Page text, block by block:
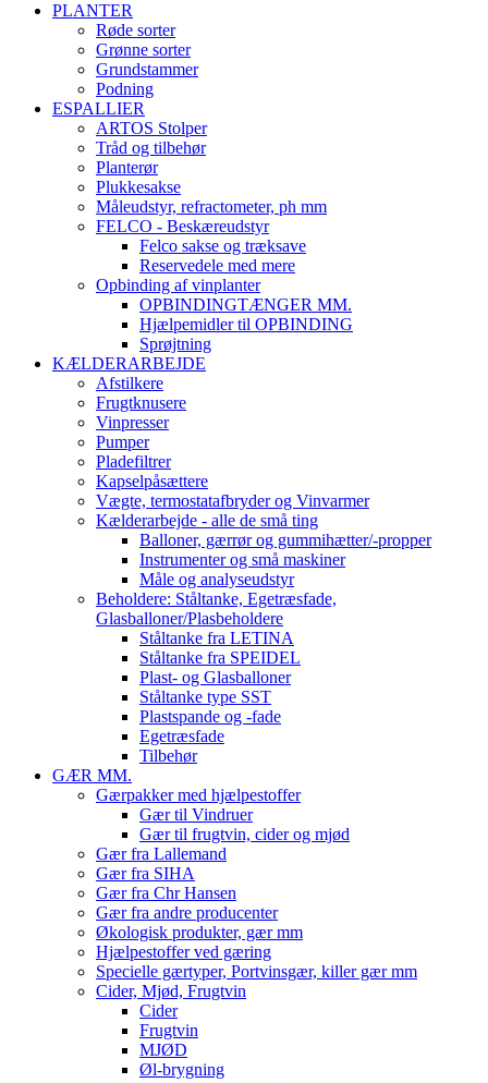
PLANTER
Røde sorter
Grønne sorter
Grundstammer
Podning
ESPALLIER
ARTOS Stolper
Tråd og tilbehør
Planterør
Plukkesakse
Måleudstyr, refractometer, ph mm
FELCO - Beskæreudstyr
Felco sakse og træksave
Reservedele med mere
Opbinding af vinplanter
OPBINDINGTÆNGER MM.
Hjælpemidler til OPBINDING
Sprøjtning
KÆLDERARBEJDE
Afstilkere
Frugtknusere
Vinpresser
Pumper
Pladefiltrer
Kapselpåsættere
Vægte, termostatafbryder og Vinvarmer
Kælderarbejde - alle de små ting
Balloner, gærrør og gummihætter/-propper
Instrumenter og små maskiner
Måle og analyseudstyr
Beholdere: Ståltanke, Egetræsfade,
Glasballoner/Plasbeholdere
Ståltanke fra LETINA
Ståltanke fra SPEIDEL
Plast- og Glasballoner
Ståltanke type SST
Plastspande og -fade
Egetræsfade
Tilbehør
GÆR MM.
Gærpakker med hjælpestoffer
Gær til Vindruer
Gær til frugtvin, cider og mjød
Gær fra Lallemand
Gær fra SIHA
Gær fra Chr Hansen
Gær fra andre producenter
Økologisk produkter, gær mm
Hjælpestoffer ved gæring
Specielle gærtyper, Portvinsgær, killer gær mm
Cider, Mjød, Frugtvin
Cider
Frugtvin
MJØD
Øl-brygning